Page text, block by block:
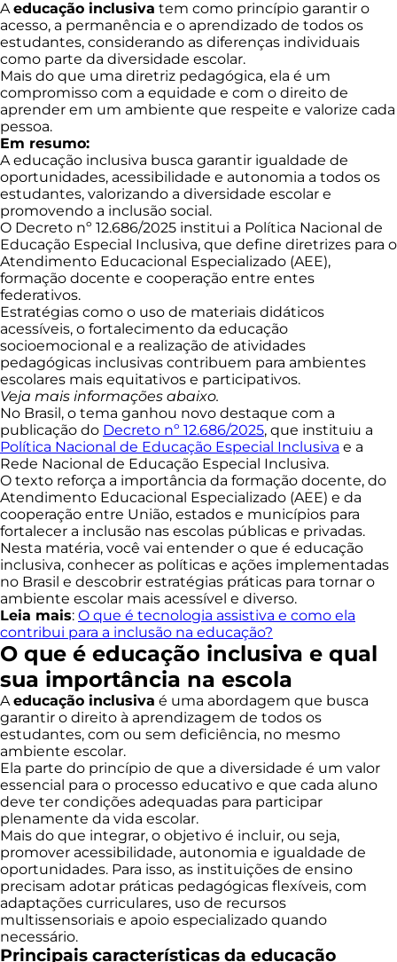
Aeducação inclusiva tem como princípio garantir o
acesso, a permanência e o aprendizado de todos os
estudantes, considerando as diferenças individuais
como parte da diversidade escolar.
Mais do que uma diretriz pedagógica, ela é um
compromisso com a equidade e com o direito de
aprender em um ambiente que respeite e valorize cada
pessoa.
Em resumo:
A educação inclusiva busca garantir igualdade de
oportunidades, acessibilidade e autonomia a todos os
estudantes, valorizando a diversidade escolar e
promovendo a inclusão social.
O Decreto nº 12.686/2025 institui a Política Nacional de
Educação Especial Inclusiva, que define diretrizes para o
Atendimento Educacional Especializado (AEE),
formação docente e cooperação entre entes
federativos.
Estratégias como o uso de materiais didáticos
acessíveis, o fortalecimento da educação
socioemocional e a realização de atividades
pedagógicas inclusivas contribuem para ambientes
escolares mais equitativos e participativos.
Veja mais informações abaixo.
No Brasil, o tema ganhou novo destaque com a
publicação do Decreto nº 12.686/2025, que instituiu a
Política Nacional de Educação Especial Inclusiva e a
Rede Nacional de Educação Especial Inclusiva.
O texto reforça a importância da formação docente, do
Atendimento Educacional Especializado (AEE) e da
cooperação entre União, estados e municípios para
fortalecer a inclusão nas escolas públicas e privadas.
Nesta matéria, você vai entender o que é educação
inclusiva, conhecer as políticas e ações implementadas
no Brasil e descobrir estratégias práticas para tornar o
ambiente escolar mais acessível e diverso.
Leia mais: O que é tecnologia assistiva e como ela
contribui para a inclusão na educação?
O que é educação inclusiva e qual
sua importância na escola
Aeducação inclusiva é uma abordagem que busca
garantir o direito à aprendizagem de todos os
estudantes, com ou sem deficiência, no mesmo
ambiente escolar.
Ela parte do princípio de que a diversidade é um valor
essencial para o processo educativo e que cada aluno
deve ter condições adequadas para participar
plenamente da vida escolar.
Mais do que integrar, o objetivo é incluir, ou seja,
promover acessibilidade, autonomia e igualdade de
oportunidades. Para isso, as instituições de ensino
precisam adotar práticas pedagógicas flexíveis, com
adaptações curriculares, uso de recursos
multissensoriais e apoio especializado quando
necessário.
Principais características da educação